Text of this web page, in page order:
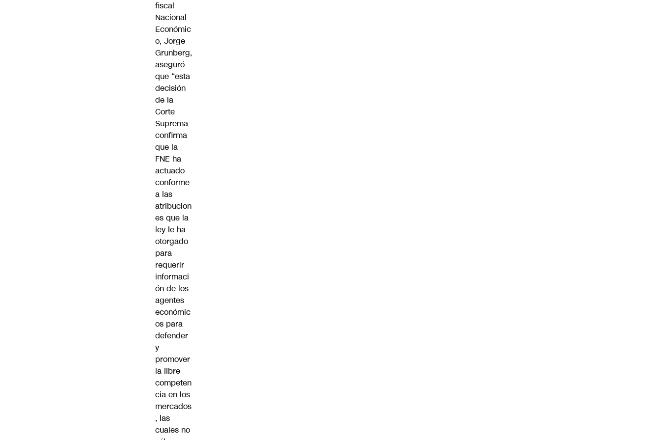
fiscal
Nacional
Económic
o, Jorge
Grunberg,
aseguró
que “esta
decisión
de la
Corte
Suprema
confirma
que la
FNE ha
actuado
conforme
a las
atribucion
es que la
ley le ha
otorgado
para
requerir
informaci
ón de los
agentes
económic
os para
defender
y
promover
la libre
competen
cia en los
mercados
, las
cuales no